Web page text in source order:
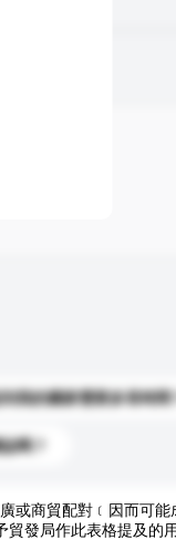
我的國家需要多長時間
嗎？
或商貿配對﹝因而可
發局作此表格提及的用